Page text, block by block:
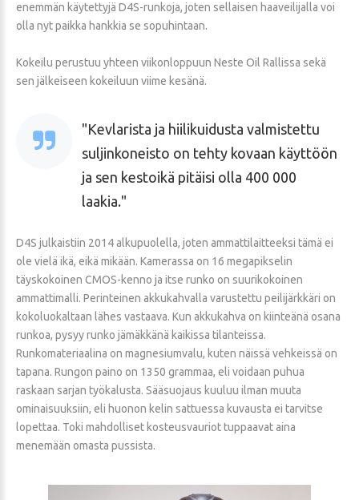
enemmän käytettyjä D4S-runkoja, joten sellaisen haaveilijalla voi
olla nyt paikka hankkia se sopuhintaan.
Kokeilu perustuu yhteen viikonloppuun Neste Oil Rallissa sekä
sen jälkeiseen kokeiluun viime kesänä.
Kevlarista ja hiilikuidusta valmistettu
suljinkoneisto on tehty kovaan käyttöön
ja sen kestoikä pitäisi olla 400 000
laakia.
D4S julkaistiin 2014 alkupuolella, joten ammattilaitteeksi tämä ei
ole vielä ikä, eikä mikään. Kamerassa on 16 megapikselin
täyskokoinen CMOS-kenno ja itse runko on suurikokoinen
ammattimalli. Perinteinen akkukahvalla varustettu peilijärkkäri on
kokoluokaltaan lähes vastaava. Kun akkukahva on kiinteänä osana
runkoa, pysyy runko jämäkkänä kaikissa tilanteissa.
Runkomateriaalina on magnesiumvalu, kuten näissä vehkeissä on
tapana. Rungon paino on 1350 grammaa, eli voidaan puhua
raskaan sarjan työkalusta. Sääsuojaus kuuluu ilman muuta
ominaisuuksiin, eli huonon kelin sattuessa kuvausta ei tarvitse
lopettaa. Toki mahdolliset kosteusvauriot tuppaavat aina
menemään omasta pussista.